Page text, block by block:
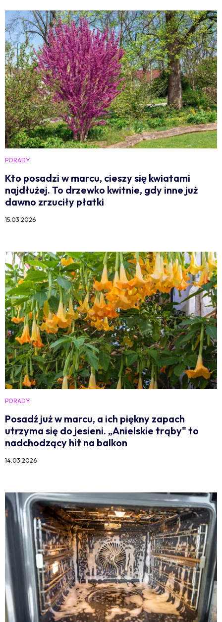
PORADY
Kto posadzi w marcu, cieszy się kwiatami
najdłużej. To drzewko kwitnie, gdy inne już
dawno zrzuciły płatki
15.03.2026
PORADY
Posadź już w marcu, a ich piękny zapach
utrzyma się do jesieni. „Anielskie trąby" to
nadchodzący hit na balkon
14.03.2026